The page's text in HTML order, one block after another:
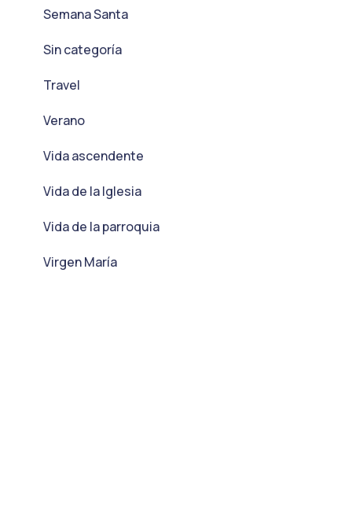
Semana Santa
Sin categoría
Travel
Verano
Vida ascendente
Vida de la Iglesia
Vida de la parroquia
Virgen María